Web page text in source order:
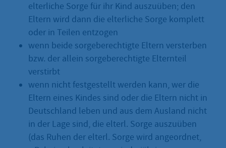
elterliche Sorge für ihr Kind auszuüben; den
Eltern wird dann die elterliche Sorge komplett
oder in Teilen entzogen
wenn beide sorgeberechtigte Eltern versterben
bzw. der allein sorgeberechtigte Elternteil
verstirbt
wenn nicht festgestellt werden kann, wer die
Eltern eines Kindes sind oder die Eltern nicht in
Deutschland leben und aus dem Ausland nicht
in der Lage sind, die elterl. Sorge auszuüben
(das Ruhen der elterl. Sorge wird angeordnet,